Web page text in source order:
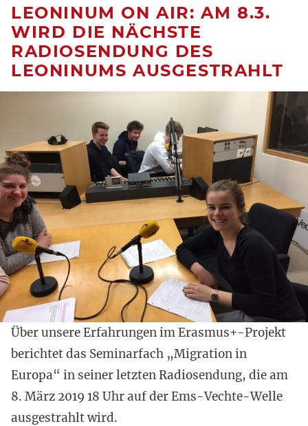
LEONINUM ON AIR: AM 8.3.
WIRD DIE NÄCHSTE
RADIOSENDUNG DES
LEONINUMS AUSGESTRAHLT
Über unsere Erfahrungen im Erasmus+-Projekt
berichtet das Seminarfach „Migration in
Europa“ in seiner letzten Radiosendung, die am
8. März 2019 18 Uhr auf der Ems-Vechte-Welle
ausgestrahlt wird.